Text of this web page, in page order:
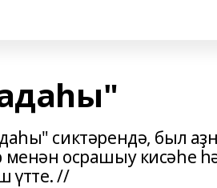
сиктәрендә, был
менән осрашыу кисәһе
үтте. //